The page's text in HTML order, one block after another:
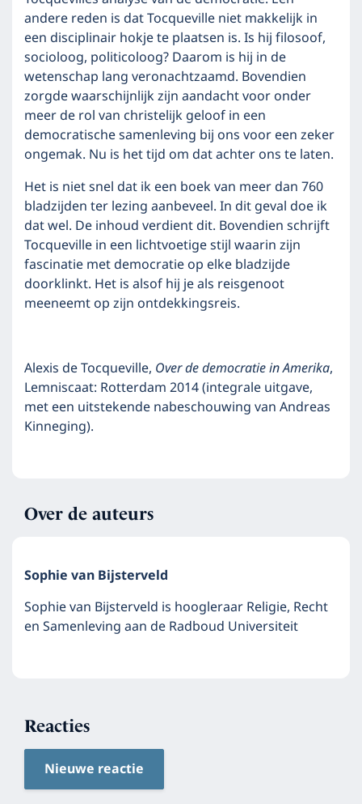
andere reden is dat Tocqueville niet makkelijk in
een disciplinair hokje te plaatsen is. Is hij filosoof,
socioloog, politicoloog? Daarom is hij in de
wetenschap lang veronachtzaamd. Bovendien
zorgde waarschijnlijk zijn aandacht voor onder
meer de rol van christelijk geloof in een
democratische samenleving bij ons voor een zeker
ongemak. Nu is het tijd om dat achter ons te laten.
Het is niet snel dat ik een boek van meer dan 760
bladzijden ter lezing aanbeveel. In dit geval doe ik
dat wel. De inhoud verdient dit. Bovendien schrijft
Tocqueville in een lichtvoetige stijl waarin zijn
fascinatie met democratie op elke bladzijde
doorklinkt. Het is alsof hij je als reisgenoot
meeneemt op zijn ontdekkingsreis.
Alexis de Tocqueville, Over de democratie in Amerika,
Lemniscaat: Rotterdam 2014 (integrale uitgave,
met een uitstekende nabeschouwing van Andreas
Kinneging).
Over de auteurs
Sophie van Bijsterveld
Sophie van Bijsterveld is hoogleraar Religie, Recht
en Samenleving aan de Radboud Universiteit
Reacties
Nieuwe reactie